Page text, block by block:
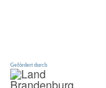
Gefördert durch